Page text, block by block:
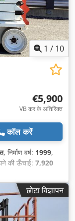
1 / 10
€5,900
VB कर के अतिरिक्त
कॉल करें
, निर्माण वर्ष: 1999,
की ऊँचाई: 7,920
छोटा विज्ञापन